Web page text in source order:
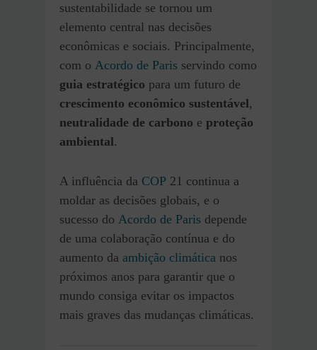
sustentabilidade se tornou um
elemento central nas decisões
econômicas e sociais. Principalmente,
com o Acordo de Paris servindo como
guia estratégico para um futuro de
crescimento econômico sustentável,
neutralidade de carbono e proteção
ambiental.
A influência da COP 21 continua a
moldar as decisões globais, e o
sucesso do Acordo de Paris depende
de uma colaboração contínua e do
aumento da ambição climática nos
próximos anos para garantir que o
mundo consiga evitar os impactos
mais graves das mudanças climáticas.